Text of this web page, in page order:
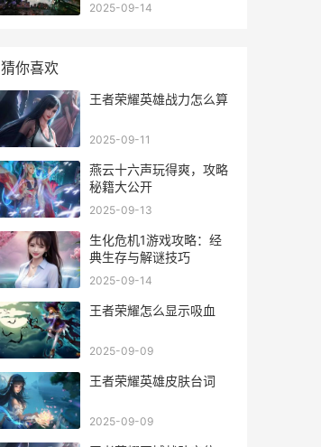
2025-09-14
猜你喜欢
王者荣耀英雄战力怎么算
2025-09-11
燕云十六声玩得爽，攻略
秘籍大公开
2025-09-13
生化危机1游戏攻略：经
典生存与解谜技巧
2025-09-14
王者荣耀怎么显示吸血
2025-09-09
王者荣耀英雄皮肤台词
2025-09-09